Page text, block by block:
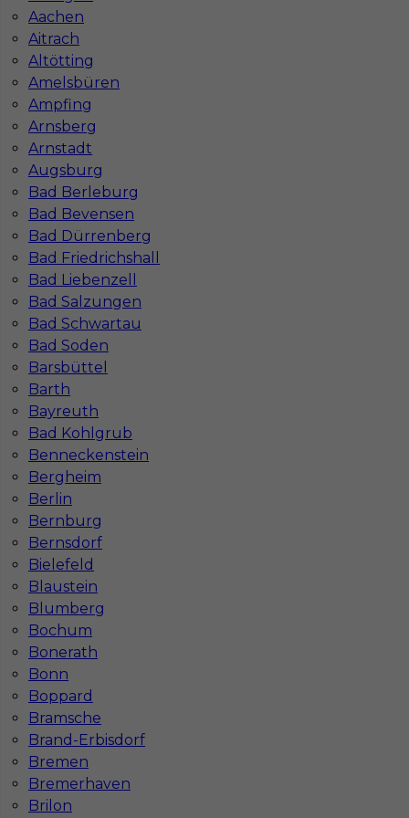
Aachen
Aitrach
Altötting
Amelsbüren
Ampfing
Arnsberg
Arnstadt
Augsburg
Bad Berleburg
Bad Bevensen
Bad Dürrenberg
Bad Friedrichshall
Bad Liebenzell
Bad Salzungen
Bad Schwartau
Bad Soden
Barsbüttel
Barth
Bayreuth
Bad Kohlgrub
Benneckenstein
Bergheim
Berlin
Bernburg
Bernsdorf
Bielefeld
Blaustein
Blumberg
Bochum
Bonerath
Bonn
Boppard
Bramsche
Brand-Erbisdorf
Bremen
Bremerhaven
Brilon
Mapa ofert pracy
Mapa kategorii
Informacje w sprawie pracy
Telefon: 793-577-977
Dane firmy
In-Serv Team Sp. z o.o.
ul. Bóżnicza 15/6
61-751 Poznań, Polen
NIP: PL7831822725
KRS: 0000855600
REGON: 386807002
Administracja
ul. Murawa 12-18 E1
61-655 Poznań
Tel:+48 795 988 288
Deutsch:
E-mail:
info@inserv.com.pl
Działamy również w miastach:
Warszawie